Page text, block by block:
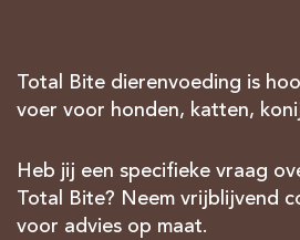
Total Bite dierenvoeding is
voer voor honden, katten,
Heb jij een specifieke vraag
Total Bite? Neem vrijblijvend
voor advies op maat.